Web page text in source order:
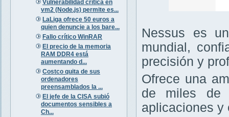
Vulnerabilidad crítica en
vm2 (Node.js) permite es...
LaLiga ofrece 50 euros a
quien denuncie a los bare...
Fallo crítico WinRAR
El precio de la memoria
RAM DDR4 está
aumentando d...
Costco quita de sus
ordenadores
preensamblados la ...
El jefe de la CISA subió
documentos sensibles a
Ch...
Nessus es
mundial,
precisión y
Ofrece una
de miles de
aplicaciones y